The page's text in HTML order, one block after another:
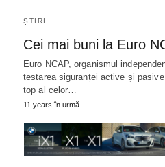
ȘTIRI
Cei mai buni la Euro
Euro NCAP, organismul
testarea siguranței active și
top al celor…
11 years în urmă